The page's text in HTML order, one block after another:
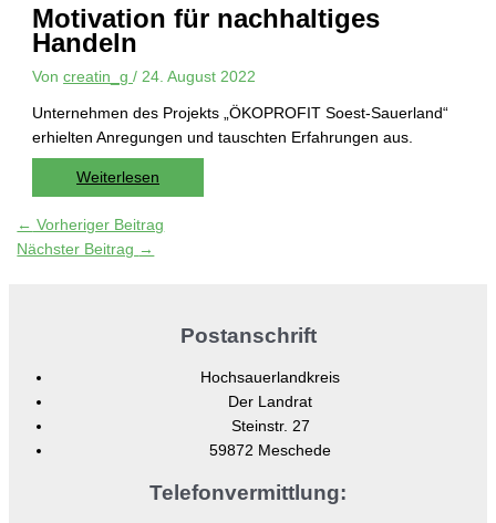
Motivation für nachhaltiges
Handeln
Voncreatin_g/ 24. August 2022
Unternehmen des Projekts „ÖKOPROFIT Soest-Sauerland“
erhielten Anregungen und tauschten Erfahrungen aus.
Weiterlesen
← Vorheriger Beitrag
Nächster Beitrag →
Postanschrift
Hochsauerlandkreis
Der Landrat
Steinstr. 27
59872 Meschede
Telefonvermittlung: